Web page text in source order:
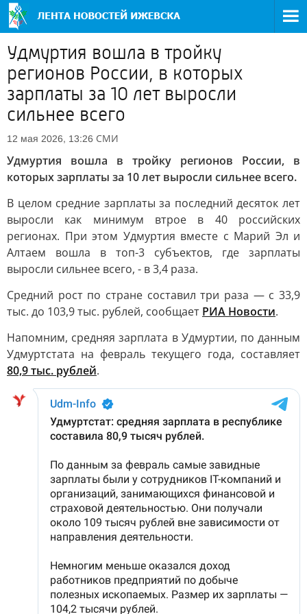
Удмуртия вошла в тройку
регионов России, в которых
зарплаты за 10 лет выросли
сильнее всего
12 мая 2026, 13:26 СМИ
Удмуртия вошла в тройку регионов России, в
которых зарплаты за 10 лет выросли сильнее всего.
В целом средние зарплаты за последний десяток лет
выросли как минимум втрое в 40 российских
регионах. При этом Удмуртия вместе с Марий Эл и
Алтаем вошла в топ-3 субъектов, где зарплаты
выросли сильнее всего, - в 3,4 раза.
Средний рост по стране составил три раза — с 33,9
тыс. до 103,9 тыс. рублей, сообщает РИА Новости.
Напомним, средняя зарплата в Удмуртии, по данным
Удмуртстата на февраль текущего года, составляет
80,9 тыс. рублей.